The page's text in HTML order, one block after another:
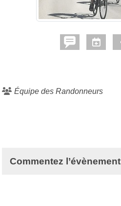
Équipe des Randonneurs
Commentez l’évènement